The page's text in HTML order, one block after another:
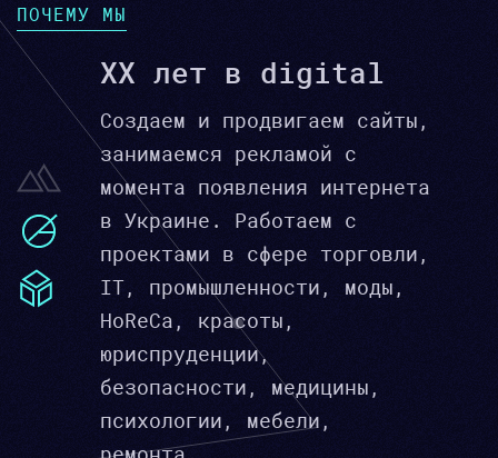
ПОЧЕМУ МЫ
XX лет в digital
Создаем и продвигаем сайты,
занимаемся рекламой с
момента появления интернета
в Украине. Работаем с
проектами в сфере торговли,
IT, промышленности, моды,
HoReCa, красоты,
юриспруденции,
безопасности, медицины,
психологии, мебели,